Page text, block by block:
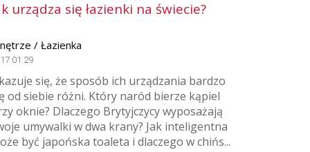
urządza się łazienki na świecie?
/ Łazienka
się, że sposób ich urządzania bardzo
od siebie różni. Który naród bierze kąpiel
oknie? Dlaczego Brytyjczycy wyposażają
umywalki w dwa krany? Jak inteligentna
być japońska toaleta i dlaczego w chińs...